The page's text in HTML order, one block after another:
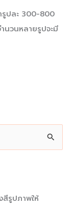
รูปละ 300-800
นวนหลายรูปจะมี
รูปภาพให้